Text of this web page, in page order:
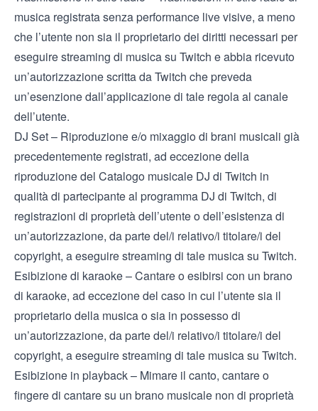
musica registrata senza performance live visive, a meno
che l’utente non sia il proprietario dei diritti necessari per
eseguire streaming di musica su Twitch e abbia ricevuto
un’autorizzazione scritta da Twitch che preveda
un’esenzione dall’applicazione di tale regola al canale
dell’utente.
DJ Set – Riproduzione e/o mixaggio di brani musicali già
precedentemente registrati, ad eccezione della
riproduzione del Catalogo musicale DJ di Twitch in
qualità di partecipante al programma DJ di Twitch, di
registrazioni di proprietà dell’utente o dell’esistenza di
un’autorizzazione, da parte del/i relativo/i titolare/i del
copyright, a eseguire streaming di tale musica su Twitch.
Esibizione di karaoke – Cantare o esibirsi con un brano
di karaoke, ad eccezione del caso in cui l’utente sia il
proprietario della musica o sia in possesso di
un’autorizzazione, da parte del/i relativo/i titolare/i del
copyright, a eseguire streaming di tale musica su Twitch.
Esibizione in playback – Mimare il canto, cantare o
fingere di cantare su un brano musicale non di proprietà